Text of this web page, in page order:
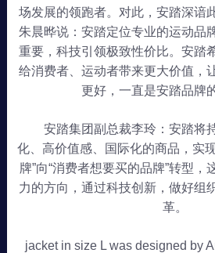
场发展的领跑者。对此，安踏深谙
朱晨晔说：安踏定位专业的运动品
重要，科技引领极致性价比。安踏
给消费者、运动者带来更大价值，
更好，一直是安踏品牌
安踏集团副总裁李玲：安踏将
化、高价值感、国际化的商品，实
牌”向“消费者想要买的品牌”转型，
力的方向，通过科技创新，做好组
革。
jacket in size L was designed by